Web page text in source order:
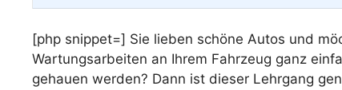
[php snippet=] Sie lieben schöne Autos und
Wartungsarbeiten an Ihrem Fahrzeug ganz
gehauen werden? Dann ist dieser Lehrgang